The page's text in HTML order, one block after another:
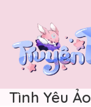
Tình Yêu